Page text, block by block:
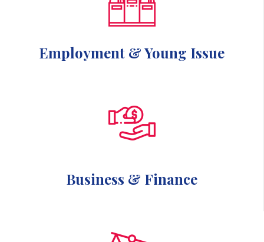
Employment & Young Issue
Business & Finance